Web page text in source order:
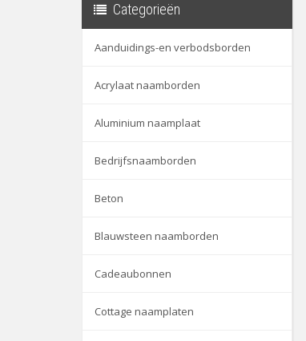
Categorieën
Aanduidings-en verbodsborden
Acrylaat naamborden
Aluminium naamplaat
Bedrijfsnaamborden
Beton
Blauwsteen naamborden
Cadeaubonnen
Cottage naamplaten